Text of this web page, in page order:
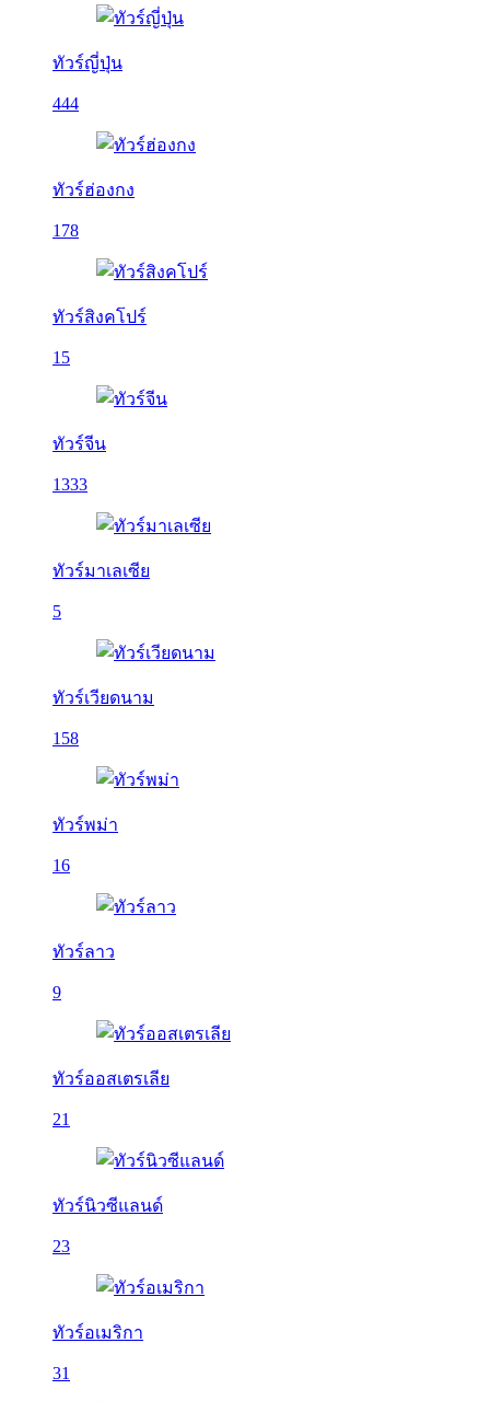
ทัวร์ญี่ปุ่น
444
ทัวร์ฮ่องกง
178
ทัวร์สิงคโปร์
15
ทัวร์จีน
1333
ทัวร์มาเลเซีย
5
ทัวร์เวียดนาม
158
ทัวร์พม่า
16
ทัวร์ลาว
9
ทัวร์ออสเตรเลีย
21
ทัวร์นิวซีแลนด์
23
ทัวร์อเมริกา
31